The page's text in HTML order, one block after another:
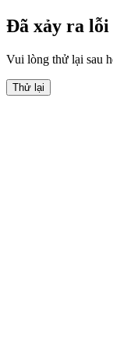
Đã xảy ra lỗi
Vui lòng thử lại sau
Thử lại